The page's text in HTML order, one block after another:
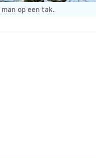
op een tak.